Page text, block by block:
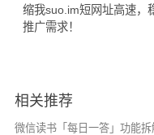
缩我suo.im短网址高速，
推广需求！
相关推荐
微信读书「每日一答」功能